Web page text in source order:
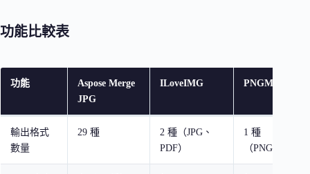
功能比較表
功能
Aspose Merge
JPG
ILoveIMG PNGMerge
輸出格式
數量
29 種
2 種（JPG、
PDF）
1 種
（PNG）